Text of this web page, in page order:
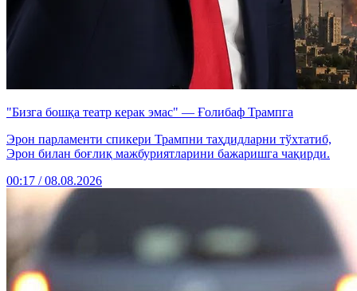
"Бизга бошқа театр керак эмас" — Ғолибаф Трампга
Эрон парламенти спикери Трампни таҳдидларни тўхтатиб,
Эрон билан боғлиқ мажбуриятларини бажаришга чақирди.
00:17 / 08.08.2026